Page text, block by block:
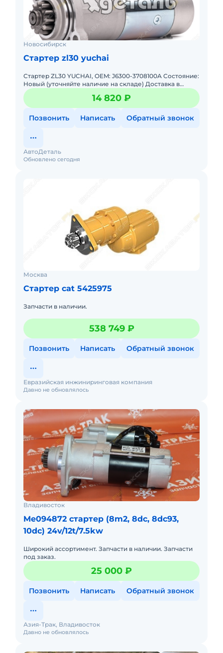
Новосибирск
Стартер zl30 yuchai
Стартер ZL30 YUCHAI, OEM: J6300-3708100A Состояние:
Новый (уточняйте наличие на складе) Доставка в
регионы РФ и СНГ любой транспортной компанией.
Самовывоз из м
14 820 ₽
Позвонить Написать Обратный звонок
Обновлено сегодня
АвтоДеталь
Москва
Стартер cat 5425975
Запчасти в наличии.
538 749 ₽
Позвонить Написать Обратный звонок
Давно не обновлялось
Евразийская инжиниринговая компания
Владивосток
Me094872 стартер (8m2, 8dc, 8dc93,
10dc) 24v/12t/7.5kw
Широкий ассортимент. Запчасти в наличии. Запчасти
под заказ.
25 000 ₽
Позвонить Написать Обратный звонок
Давно не обновлялось
Азия-Трак, Владивосток